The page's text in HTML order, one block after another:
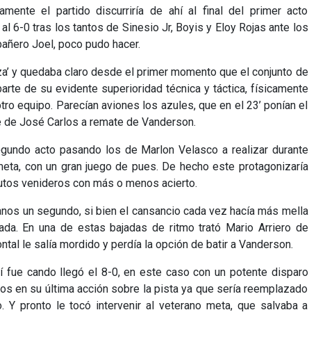
el partido discurriría de ahí al final del primer acto
6-0 tras los tantos de Sinesio Jr, Boyis y Eloy Rojas ante los
Joel, poco pudo hacer.
y quedaba claro desde el primer momento que el conjunto de
de su evidente superioridad técnica y táctica, físicamente
equipo. Parecían aviones los azules, que en el 23’ ponían el
José Carlos a remate de Vanderson.
acto pasando los de Marlon Velasco a realizar durante
con un gran juego de pues. De hecho este protagonizaría
venideros con más o menos acierto.
un segundo, si bien el cansancio cada vez hacía más mella
En una de estas bajadas de ritmo trató Mario Arriero de
le salía mordido y perdía la opción de batir a Vanderson.
fue cando llegó el 8-0, en este caso con un potente disparo
en su última acción sobre la pista ya que sería reemplazado
pronto le tocó intervenir al veterano meta, que salvaba a